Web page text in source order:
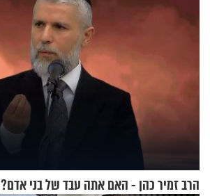
הרב זמיר כהן - האם אתה עבד של בני אדם?